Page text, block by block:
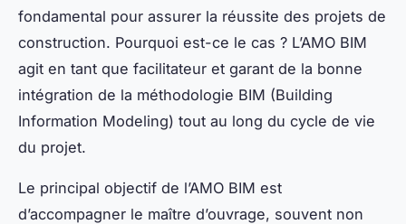
fondamental pour assurer la réussite des projets de
construction. Pourquoi est-ce le cas ? L’AMO BIM
agit en tant que facilitateur et garant de la bonne
intégration de la méthodologie BIM (Building
Information Modeling) tout au long du cycle de vie
du projet.
Le principal objectif de l’AMO BIM est
d’accompagner le maître d’ouvrage, souvent non